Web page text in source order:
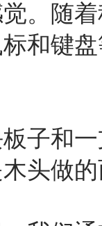
。随
标和键
子和
头做